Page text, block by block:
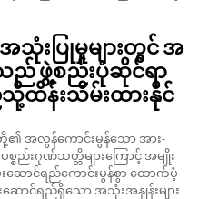
သုံးပြုမှုများတွင် အ
သည် ဖွဲ့စည်းပုံဆိုင်ရာ
ထိန်းသိမ်းထားနိုင်
၏ အလွန်ကောင်းမွန်သော အား-
စ္စည်းဂုဏ်သတ္တိများကြောင့် အမျိုး
ဆောင်ရည်ကောင်းမွန်စွာ ထောက်ပံ့
ဆောင်ရည်ရှိသော အသုံးအနှုန်းများ